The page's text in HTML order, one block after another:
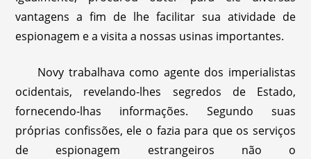
vantagens a fim de lhe facilitar sua atividade de
espionagem e a visita a nossas usinas importantes.
Novy trabalhava como agente dos imperialistas
ocidentais, revelando-lhes segredos de Estado,
fornecendo-lhas informações. Segundo suas
próprias confissões, ele o fazia para que os serviços
de espionagem estrangeiros não o